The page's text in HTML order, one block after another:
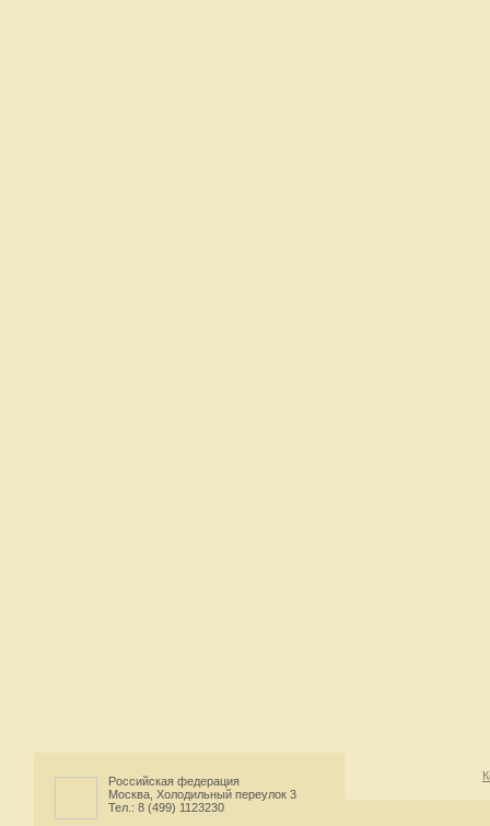
Российская федерация
Москва, Холодильный переулок 3
Тел.: 8 (499) 1123230